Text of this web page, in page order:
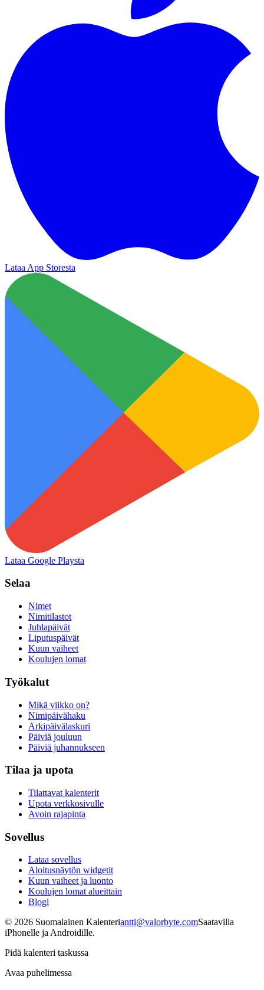
Lataa App Storesta
Lataa Google Playsta
Selaa
Nimet
Nimitilastot
Juhlapäivät
Liputuspäivät
Kuun vaiheet
Koulujen lomat
Työkalut
Mikä viikko on?
Nimipäivähaku
Arkipäivälaskuri
Päiviä jouluun
Päiviä juhannukseen
Tilaa ja upota
Tilattavat kalenterit
Upota verkkosivulle
Avoin rajapinta
Sovellus
Lataa sovellus
Aloitusnäytön widgetit
Kuun vaiheet ja luonto
Koulujen lomat alueittain
Blogi
© 2026 Suomalainen Kalenteriantti@valorbyte.comSaatavilla
iPhonelle ja Androidille.
Pidä kalenteri taskussa
Avaa puhelimessa